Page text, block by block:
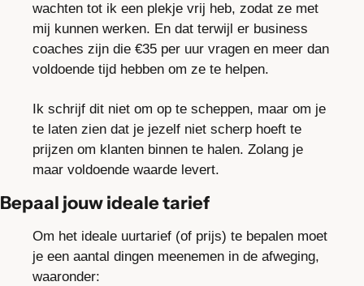
wachten tot ik een plekje vrij heb, zodat ze met
mij kunnen werken. En dat terwijl er business
coaches zijn die €35 per uur vragen en meer dan
voldoende tijd hebben om ze te helpen.
Ik schrijf dit niet om op te scheppen, maar om je
te laten zien dat je jezelf niet scherp hoeft te
prijzen om klanten binnen te halen. Zolang je
maar voldoende waarde levert.
Bepaal jouw ideale tarief
Om het ideale uurtarief (of prijs) te bepalen moet
je een aantal dingen meenemen in de afweging,
waaronder: